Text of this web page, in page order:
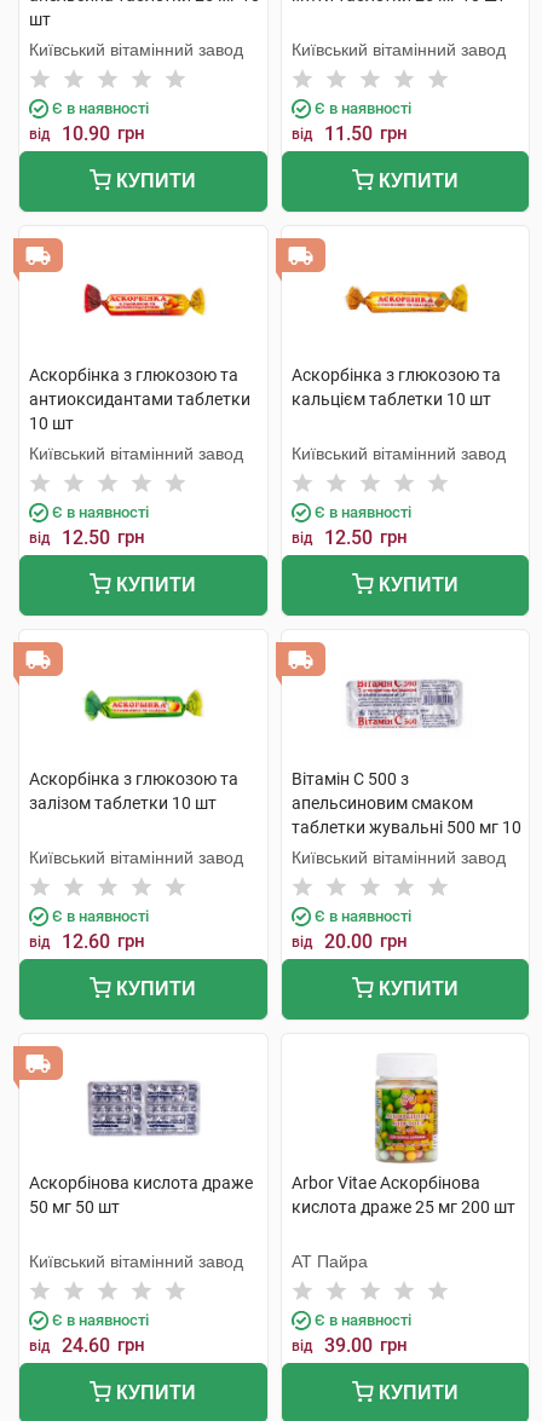
шт
Київський вітамінний завод
Є в наявності
від 10.90 грн
КУПИТИ
Київський вітамінний завод
Є в наявності
від 11.50 грн
КУПИТИ
Аскорбінка з глюкозою та
антиоксидантами таблетки
10 шт
Київський вітамінний завод
Є в наявності
від 12.50 грн
КУПИТИ
Аскорбінка з глюкозою та
кальцієм таблетки 10 шт
Київський вітамінний завод
Є в наявності
від 12.50 грн
КУПИТИ
Аскорбінка з глюкозою та
залізом таблетки 10 шт
Київський вітамінний завод
Є в наявності
від 12.60 грн
КУПИТИ
Вітамін C 500 з
апельсиновим смаком
таблетки жувальні 500 мг 10
шт
Київський вітамінний завод
Є в наявності
від 20.00 грн
КУПИТИ
Аскорбінова кислота драже
50 мг 50 шт
Київський вітамінний завод
Є в наявності
від 24.60 грн
КУПИТИ
Arbor Vitae Аскорбінова
кислота драже 25 мг 200 шт
АТ Пайра
Є в наявності
від 39.00 грн
КУПИТИ